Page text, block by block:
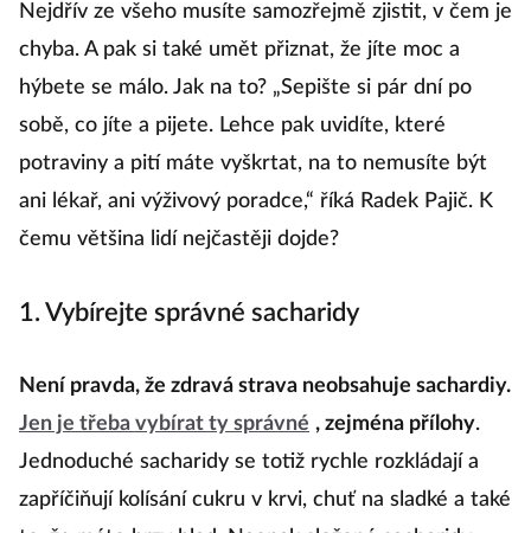
Nejdřív ze všeho musíte samozřejmě zjistit, v čem je
chyba. A pak si také umět přiznat, že jíte moc a
hýbete se málo. Jak na to? „Sepište si pár dní po
sobě, co jíte a pijete. Lehce pak uvidíte, které
potraviny a pití máte vyškrtat, na to nemusíte být
ani lékař, ani výživový poradce,“ říká Radek Pajič. K
čemu většina lidí nejčastěji dojde?
1. Vybírejte správné sacharidy
Není pravda, že zdravá strava neobsahuje sachardiy.
Jen je třeba vybírat ty správné , zejména přílohy.
Jednoduché sacharidy se totiž rychle rozkládají a
zapříčiňují kolísání cukru v krvi, chuť na sladké a také